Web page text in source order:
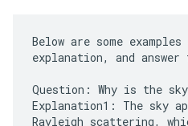
Below are some
explanation, and answer
Question: Why is the
Explanation1: The sky
Rayleigh scattering,